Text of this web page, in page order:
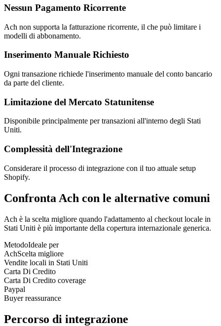
Nessun Pagamento Ricorrente
Ach non supporta la fatturazione ricorrente, il che può limitare i
modelli di abbonamento.
Inserimento Manuale Richiesto
Ogni transazione richiede l'inserimento manuale del conto bancario
da parte del cliente.
Limitazione del Mercato Statunitense
Disponibile principalmente per transazioni all'interno degli Stati
Uniti.
Complessità dell'Integrazione
Considerare il processo di integrazione con il tuo attuale setup
Shopify.
Confronta Ach con le alternative comuni
Ach è la scelta migliore quando l'adattamento al checkout locale in
Stati Uniti è più importante della copertura internazionale generica.
MetodoIdeale per
AchScelta migliore
Vendite locali in Stati Uniti
Carta Di Credito
Carta Di Credito coverage
Paypal
Buyer reassurance
Percorso di integrazione